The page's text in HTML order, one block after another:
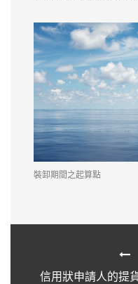
信用狀申請人的提
裝卸期間之起算點